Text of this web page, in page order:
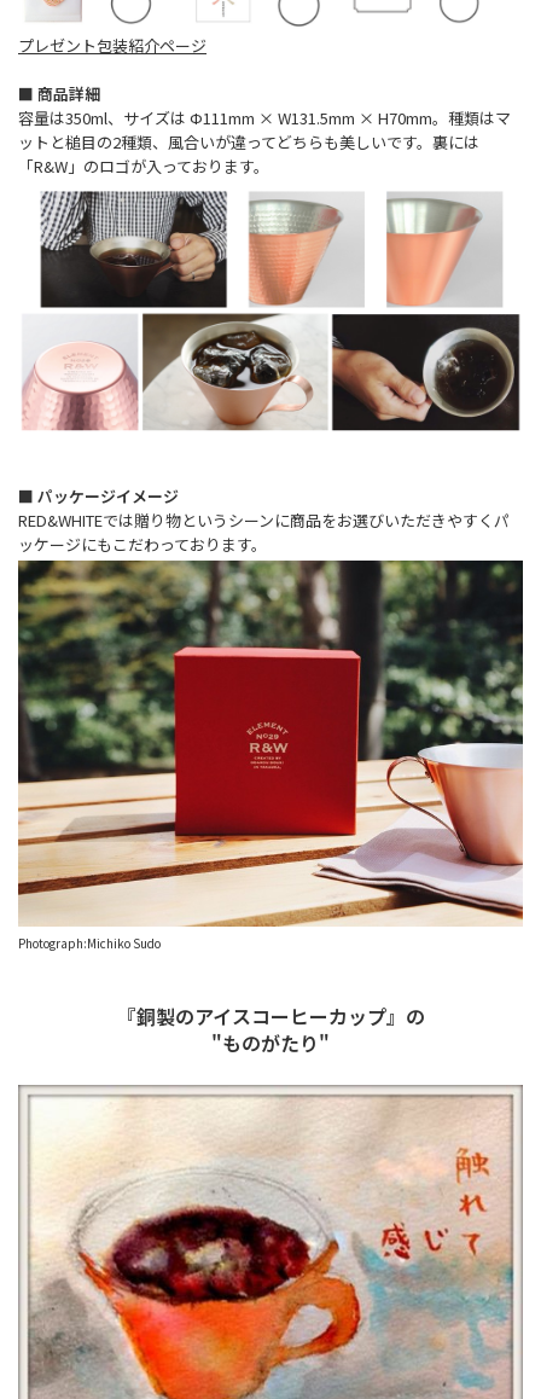
プレゼント包装紹介ページ
■ 商品詳細
容量は350ml、サイズは Ф111mm × W131.5mm × H70mm。種類はマ
ットと槌目の2種類、風合いが違ってどちらも美しいです。裏には
「R&W」のロゴが入っております。
■ パッケージイメージ
RED&WHITEでは贈り物というシーンに商品をお選びいただきやすくパ
ッケージにもこだわっております。
Photograph:Michiko Sudo
『銅製のアイスコーヒーカップ』の
"ものがたり"